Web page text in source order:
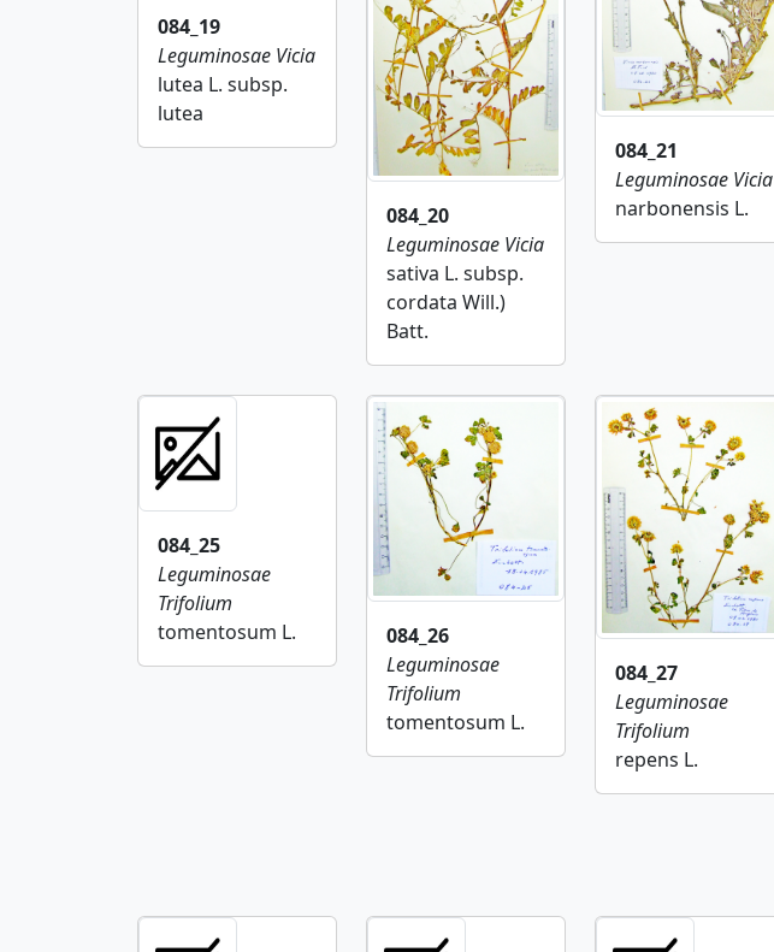
084_19
Leguminosae Vicia
lutea L. subsp.
lutea
084_20
Leguminosae Vicia
sativa L. subsp.
cordata Will.)
Batt.
084_21
Leguminosae Vicia
narbonensis L.
084_25
Leguminosae
Trifolium
tomentosum L.
084_26
Leguminosae
Trifolium
tomentosum L.
084_27
Leguminosae
Trifolium
repens L.